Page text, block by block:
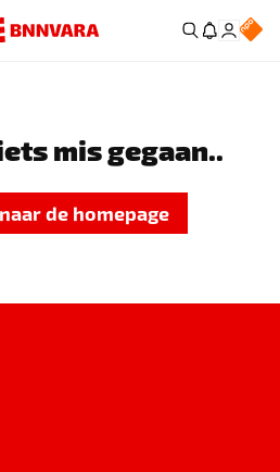
mis gegaan..
de homepage